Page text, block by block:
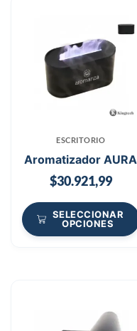
ESCRITORIO
Aromatizador AURA
$30.921,99
SELECCIONAR
OPCIONES